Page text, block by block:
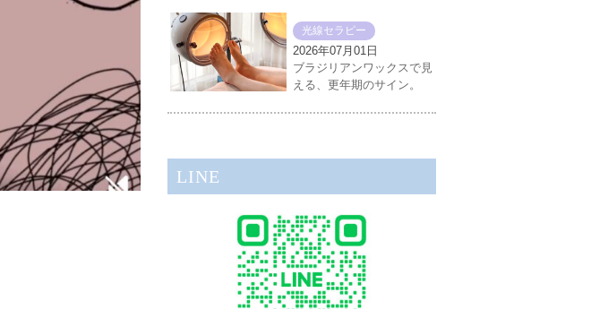
光線セラピー
2026年07月01日
ブラジリアンワックスで見
える、更年期のサイン。
LINE